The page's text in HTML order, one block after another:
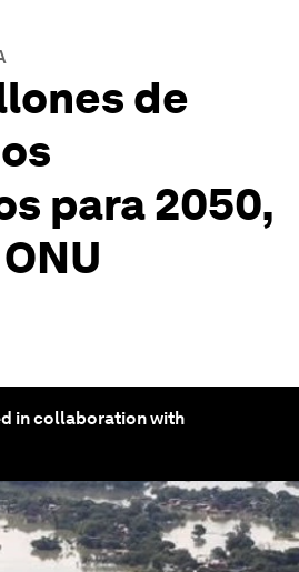
de
para 2050,
in collaboration with